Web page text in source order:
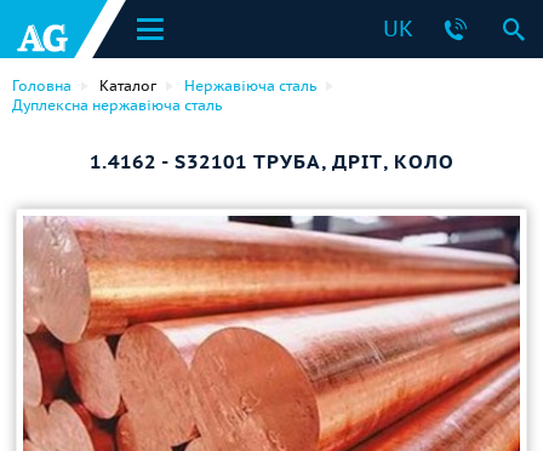
UK
Головна Каталог
Нержавіюча сталь
Дуплексна нержавіюча сталь
1.4162 - S32101 ТРУБА, ДРІТ, КОЛО